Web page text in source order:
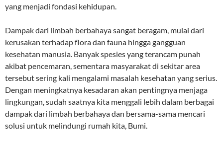
yang menjadi fondasi kehidupan.
Dampak dari limbah berbahaya sangat beragam, mulai dari
kerusakan terhadap flora dan fauna hingga gangguan
kesehatan manusia. Banyak spesies yang terancam punah
akibat pencemaran, sementara masyarakat di sekitar area
tersebut sering kali mengalami masalah kesehatan yang serius.
Dengan meningkatnya kesadaran akan pentingnya menjaga
lingkungan, sudah saatnya kita menggali lebih dalam berbagai
dampak dari limbah berbahaya dan bersama-sama mencari
solusi untuk melindungi rumah kita, Bumi.